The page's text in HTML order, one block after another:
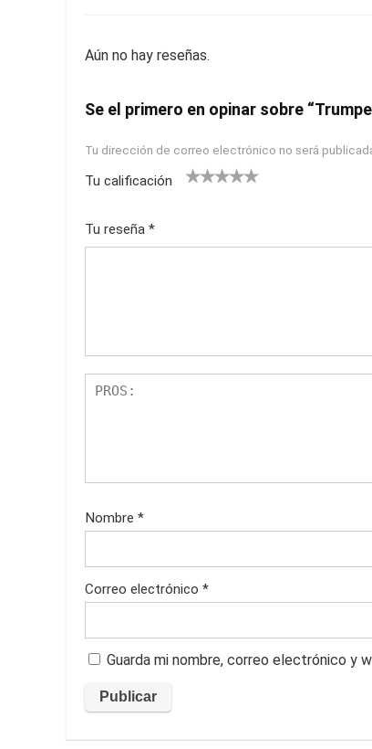
Aún no hay reseñas.
Se el primero en opinar sobre
Tu dirección de correo electrónico no será
Tu calificación
Tu reseña *
Nombre *
Correo electrónico *
Guarda mi nombre, correo electrónico y